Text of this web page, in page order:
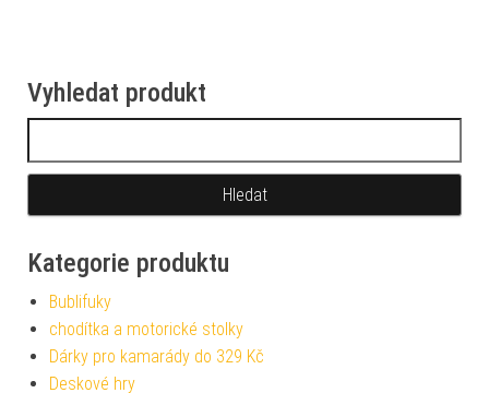
Vyhledat produkt
Kategorie produktu
Bublifuky
chodítka a motorické stolky
Dárky pro kamarády do 329 Kč
Deskové hry